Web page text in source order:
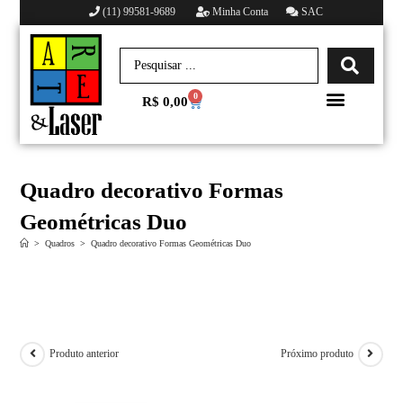
(11) 99581-9689 Minha Conta SAC
R$ 0,00 0
Quadro decorativo Formas
Geométricas Duo
> Quadros > Quadro decorativo Formas Geométricas Duo
Produto anterior Próximo produto